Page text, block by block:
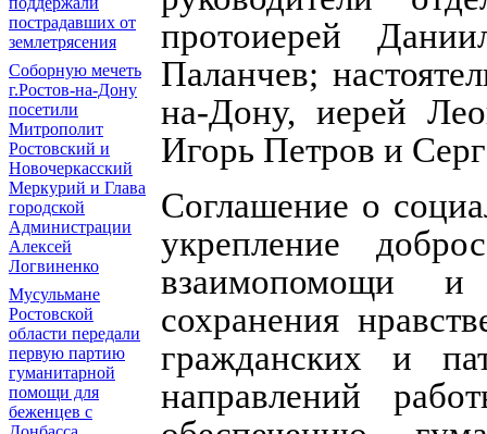
пострадавших от
землетрясения
Соборную мечеть
г.Ростов-на-Дону
посетили
Митрополит
Ростовский и
Новочеркасский
Меркурий и Глава
городской
Администрации
Алексей
Логвиненко
Мусульмане
Ростовской
области передали
первую партию
гуманитарной
помощи для
беженцев с
протоиерей
Паланчев;
на-Дону, иерей
Игорь Петров и
Соглашение о
укрепление
взаимопомощи и
сохранения
гражданских и
направлений